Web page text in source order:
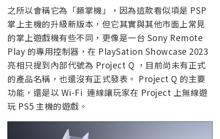
之所以會稱它為「類掌機」，因為這款看似項是 PSP
掌上主機的升級新版本，但它其實與其他市面上常見
的掌上遊戲機有些不同，更像是一台 Sony Remote
Play 的專用控制器，在 PlaySation Showcase 2023
亮相只提到內部代號為 Project Q ，目前尚未有正式
的產品名稱，也還沒有正式發表。 Project Q 的主要
功能，還是以 Wi-Fi 連線讓玩家在 Project 上無線遊
玩 PS5 主機的遊戲。